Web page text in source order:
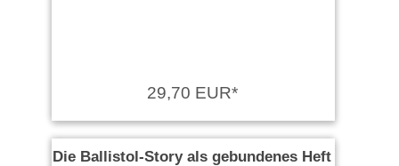
29,70 EUR*
Die Ballistol-Story als gebundenes Heft